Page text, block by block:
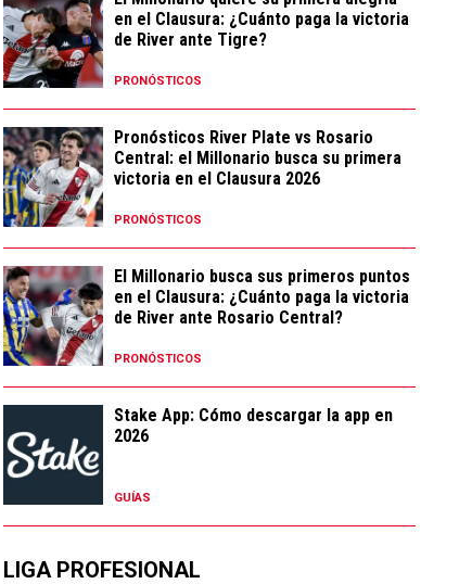
en el Clausura: ¿Cuánto paga la victoria
de River ante Tigre?
PRONÓSTICOS
Pronósticos River Plate vs Rosario
Central: el Millonario busca su primera
victoria en el Clausura 2026
PRONÓSTICOS
El Millonario busca sus primeros puntos
en el Clausura: ¿Cuánto paga la victoria
de River ante Rosario Central?
PRONÓSTICOS
Stake App: Cómo descargar la app en
2026
GUÍAS
LIGA PROFESIONAL